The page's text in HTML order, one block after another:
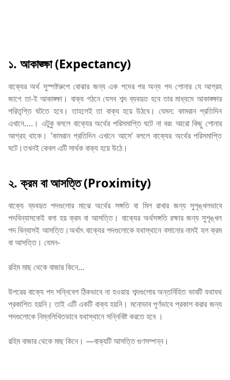
১. আকাঙ্ক্ষা (Expectancy)
বাক্যের অর্থ সুস্পষ্টরুপে বোঝার জন্য এক পদের পর অন্য পদ শোনার যে আগ্রহ
জাগে তা-ই আকাঙ্ক্ষা। বাক্য গঠনে যেসব শব্দ ব্যবহৃত হবে তার মাধ্যমে আকাঙ্ক্ষার
পরিতৃপ্তি ঘটতে হবে। তাহলেই তা বাক্য হয়ে উঠবে। যেমন: কামরান প্রতিদিন
এখানে….। এটুকু বললে বাক্যের অর্থের পরিসমাপ্তি ঘটে না বরং আরো কিছু শোনার
আগ্রহ থাকে। ’কামরান প্রতিদিন এখানে আসে’ বললে বাক্যের অর্থের পরিসমাপ্তি
ঘটে।তখনই কেবল এটি সার্থক বাক্য হয়ে উঠে।
২. ক্রম বা আসত্তি (Proximity)
বাক্যে ব্যবহৃত পদগুলোর মাঝে অর্থের সঙ্গতি বা মিল রাখার জন্য সুশৃঙ্খলভাবে
পদবিন্যাসকেই বলা হয় ক্রম বা আসত্তি। বাক্যের অর্থসঙ্গতি রক্ষার জন্য সুশৃঙ্খল
পদ বিন্যাসই আসত্তি।অর্থাৎ বাক্যের পদগুলোকে যথাস্থানে বসানোর নামই হল ক্রম
বা আসত্তি। যেমন-
রহিম মাছ থেকে বাজার কিনে…
উপরের বাক্যে পদ সন্নিবেশ ঠিকভাবে না হওয়ায় শব্দগুলোর অন্তর্নিহিত ভাবটি যথাযথ
প্রকাশিত হয়নি। তাই এটি একটি বাক্য হয়নি। মনোভাব পূর্ণভাবে প্রকাশ করার জন্য
পদগুলোকে নিম্নলিখিতভাবে যথাস্থানে সন্নিবিষ্ট করতে হবে ।
রহিম বাজার থেকে মাছ কিনে। —বাক্যটি আসত্তি গুণসম্পন্ন।